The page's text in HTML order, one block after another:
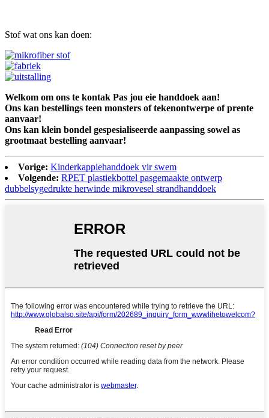
Stof wat ons kan doen:
Welkom om ons te kontak Pas jou eie handdoek aan!
Ons kan bestellings teen monsters of tekenontwerpe of prente
aanvaar!
Ons kan klein bondel gespesialiseerde aanpassing sowel as
grootmaat bestelling aanvaar!
Vorige: Kinderkappiehanddoek vir swem
Volgende: RPET plastiekbottel pasgemaakte ontwerp
dubbelsygedrukte herwinde mikrovesel strandhanddoek